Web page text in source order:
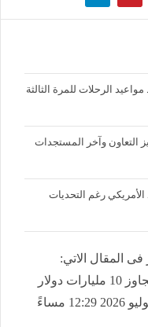
الرحلات للمرة الثالثة
التعاون وآخر المستجدات
الأمريكي رغم التحديات
المقال الاتي:
صادرات كوريا الجنوبية من الأدوية تتجاوز 10 مليارات دولار